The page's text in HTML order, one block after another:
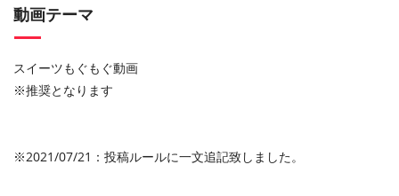
動画テーマ
スイーツもぐもぐ動画
※推奨となります
※2021/07/21：投稿ルールに一文追記致しました。